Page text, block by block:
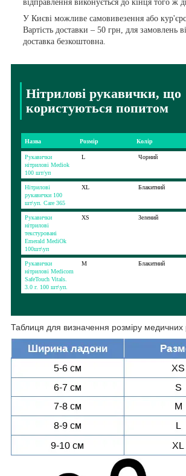
відправлення виконується до кінця того ж
У Києві можливе самовивезення або
Вартість доставки – 50 грн, для замовлень
доставка безкоштовна.
Нітрилові рукавички, що
користуються попитом
Назва Розмір Колір
Рукавички
нітрилові Mediok
100 шт/уп
L Чорний
Нітрилові
рукавички 100
шт\уп. Care 365
XL Блакитний
Рукавички
нітрилові
текстуровані
Emerald MediOk
100шт\уп
XS Зелений
Рукавички
нітрилові Medicom
SafeTouch Vitals.
3.0 г. 100 шт\уп.
М Блакитний
Таблиця для визначення розміру медичних